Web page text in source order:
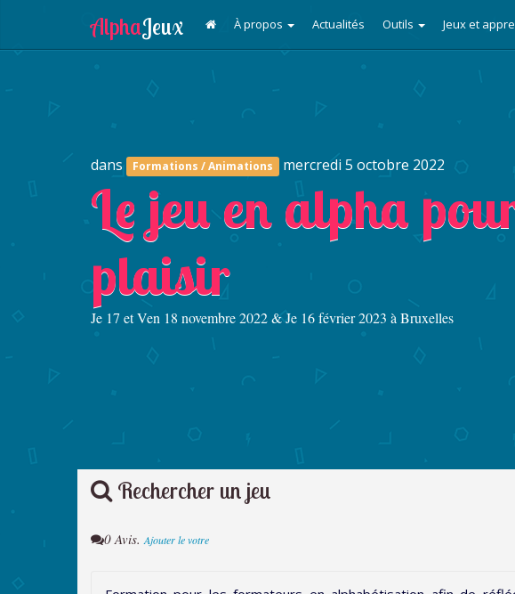
À propos Actualités Outils Jeux et
dans Formations / Animations mercredi 5 octobre 2022
Le jeu en alpha
plaisir
Je 17 et Ven 18 novembre 2022 & Je 16 février 2023 à Bruxelles
Rechercher un jeu
0 Avis. Ajouter le votre